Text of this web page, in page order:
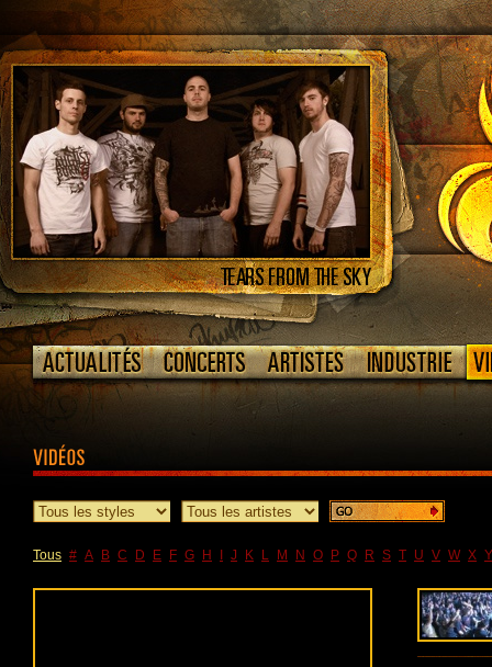
Tous # A B C D E F G H J K L M N O P Q R S T U V W X Y